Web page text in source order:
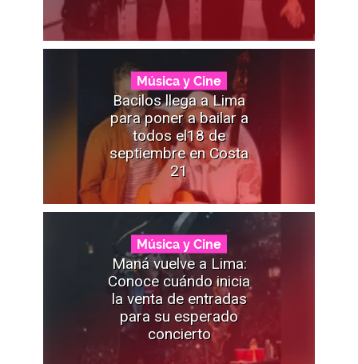
Música y Cine
Bacilos llega a Lima
para poner a bailar a
todos el18 de
septiembre en Costa
21
Música y Cine
Maná vuelve a Lima:
Conoce cuándo inicia
la venta de entradas
para su esperado
concierto